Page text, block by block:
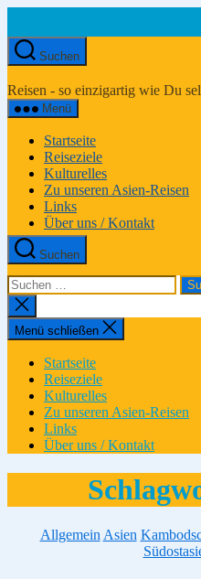
springen
Suchen
Reiseportal
Reisen - so einzigartig wie Du
Menü
Startseite
Reiseziele
Kulturelles
Zu unseren Asien-Reisen
Links
Über uns / Kontakt
Suchen
Suchen
nach:
Suche
schließen
Menü schließen
Startseite
Reiseziele
Kulturelles
Zu unseren Asien-Reisen
Links
Über uns / Kontakt
Allgemein Asien